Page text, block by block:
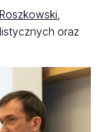
,
oraz